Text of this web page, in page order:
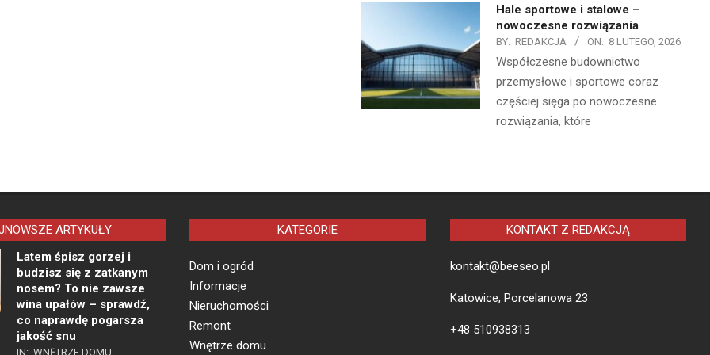
Hale sportowe i stalowe –
nowoczesne rozwiązania
BY: REDAKCJA ON: 8 LUTEGO, 2026
Współczesne budownictwo
przemysłowe i sportowe coraz
częściej sięga po nowoczesne
rozwiązania, które
ARTYKUŁY
Latem śpisz gorzej i
budzisz się z zatkanym
nosem? To nie zawsze
wina upałów – sprawdź,
co naprawdę pogarsza
jakość snu
IN: WNĘTRZE DOMU
KATEGORIE
Dom i ogród
Informacje
Nieruchomości
Remont
Wnętrze domu
KONTAKT Z REDAKCJĄ
kontakt@beeseo.pl
Katowice, Porcelanowa 23
+48 510938313